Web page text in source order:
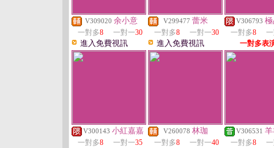
V309020 余小意
一對多8 一對一30
進入免費視訊
V299477 蕾米
一對多8 一對一30
進入免費視訊
V306793
一對多8
一對多表
V300143 小紅嘉嘉
一對多8 一對一35
V260078 林珈
一對多8 一對一40
V306531
一對多8